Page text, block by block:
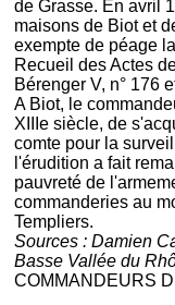
de Grasse. En avril
maisons de Biot et
exempte de péage
Recueil des Actes
Bérenger V, n° 176
A Biot, le
XIIIe siècle, de
comte pour la
l'érudition a fait
pauvreté de
commanderies au
Templiers.
Sources : Damien
Basse Vallée du
COMMANDEURS